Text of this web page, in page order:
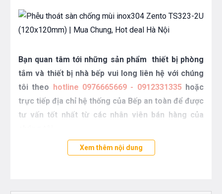
Bạn quan tâm tới những sản phẩm thiết bị phòng
tắm và thiết bị nhà bếp vui long liên hệ với chúng
tôi theo hotline 0976665669 - 0912331335 hoặc
trực tiếp địa chỉ hệ thống của Bếp an toàn để được
tư vấn tốt nhất từ các nhân viên bán hàng của
Xem thêm nội dung